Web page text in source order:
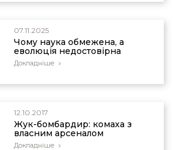
07.11.2025
Чому наука обмежена, а
еволюція недостовірна
Докладніше
12.10.2017
Жук-бомбардир: комаха з
власним арсеналом
Докладніше